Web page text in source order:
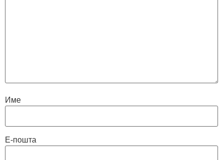
Име
Е-пошта